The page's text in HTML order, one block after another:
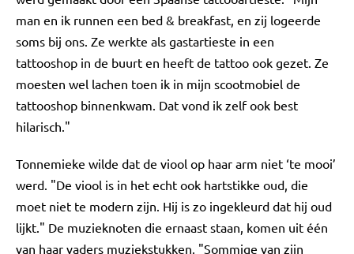
man en ik runnen een bed & breakfast, en zij logeerde
soms bij ons. Ze werkte als gastartieste in een
tattooshop in de buurt en heeft de tattoo ook gezet. Ze
moesten wel lachen toen ik in mijn scootmobiel de
tattooshop binnenkwam. Dat vond ik zelf ook best
hilarisch."
Tonnemieke wilde dat de viool op haar arm niet ‘te mooi’
werd. "De viool is in het echt ook hartstikke oud, die
moet niet te modern zijn. Hij is zo ingekleurd dat hij oud
lijkt." De muzieknoten die ernaast staan, komen uit één
van haar vaders muziekstukken. "Sommige van zijn